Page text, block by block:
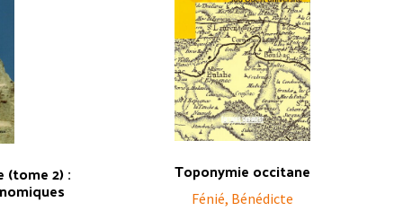
(tome 2) : Toponymie occitane
Fénié, Bénédicte